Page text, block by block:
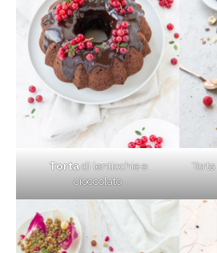
Tortadi lenticchie e
cioccolato
Torta